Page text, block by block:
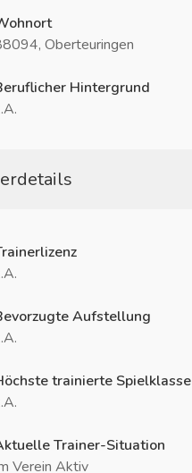
Oberteuringen
Hintergrund
Aufstellung
trainierte Spielklasse
Trainer-Situation
Verein Aktiv